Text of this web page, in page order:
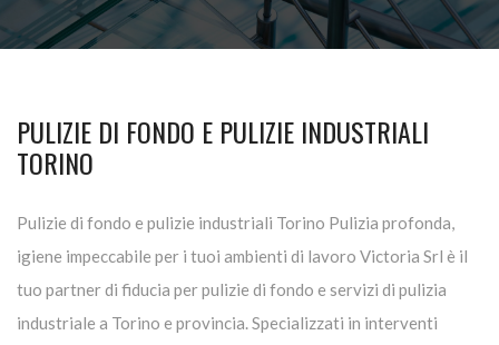
PULIZIE DI FONDO E PULIZIE INDUSTRIALI
TORINO
Pulizie di fondo e pulizie industriali Torino Pulizia profonda,
igiene impeccabile per i tuoi ambienti di lavoro Victoria Srl è il
tuo partner di fiducia per pulizie di fondo e servizi di pulizia
industriale a Torino e provincia. Specializzati in interventi